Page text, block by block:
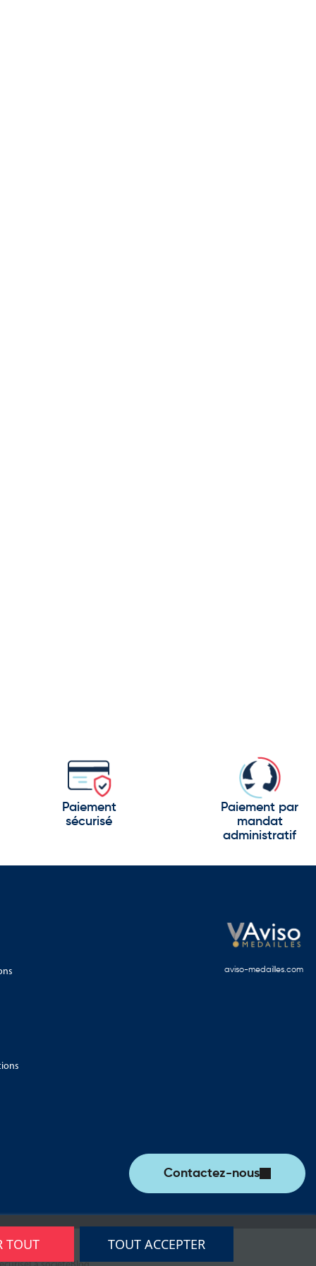
Paiement
sécurisé
Paiement par
mandat
administratif
TOUT TOUT ACCEPTER
aviso-medailles.com
Contactez-nous